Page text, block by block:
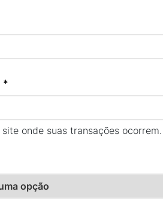
*
onde suas transações ocorrem.